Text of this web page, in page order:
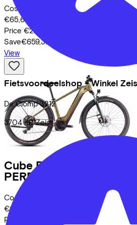
Fietsvoordeelshop - Winkel
De Clomp 3212
3704 KB Zeist
Costs per month from
€65,65
Price €2.699,00
Save€659,37
View
Cube REACTION HYBRID
PERFORMANCE 625
Costs per month from
€65,65
Price